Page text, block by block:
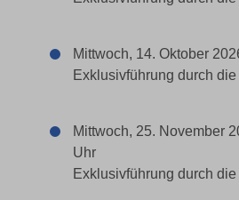
Mittwoch, 14. Oktober
Exklusivführung durch
Mittwoch, 25. November
Uhr
Exklusivführung durch